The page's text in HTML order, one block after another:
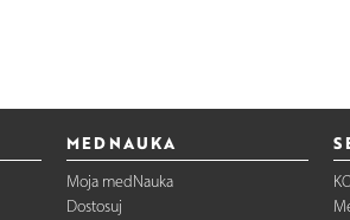
MEDNAUKA
Moja medNauka
Dostosuj